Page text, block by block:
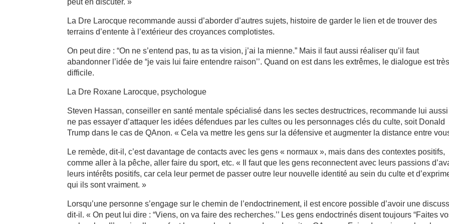
La Dre Larocque recommande aussi d’aborder d’autres sujets, histoire de garder le lien et de trouver des
terrains d’entente à l’extérieur des croyances complotistes.
On peut dire : “On ne s’entend pas, tu as ta vision, j’ai la mienne.” Mais il faut aussi réaliser qu’il faut
abandonner l’idée de “je vais lui faire entendre raison’’. Quand on est dans les extrêmes, le dialogue est très
difficile.
La Dre Roxane Larocque, psychologue
Steven Hassan, conseiller en santé mentale spécialisé dans les sectes destructrices, recommande lui
ne pas essayer d’attaquer les idées défendues par les cultes ou les personnages clés du culte, soit Donald
Trump dans le cas de QAnon. « Cela va mettre les gens sur la défensive et augmenter la distance entre
Le remède, dit-il, c’est davantage de contacts avec les gens « normaux », mais dans des contextes positifs,
comme aller à la pêche, aller faire du sport, etc. « Il faut que les gens reconnectent avec leurs passions
leurs intérêts positifs, car cela leur permet de passer outre leur nouvelle identité au sein du culte et
qui ils sont vraiment. »
Lorsqu’une personne s’engage sur le chemin de l’endoctrinement, il est encore possible d’avoir une
dit-il. « On peut lui dire : “Viens, on va faire des recherches.’’ Les gens endoctrinés disent toujours “Faites